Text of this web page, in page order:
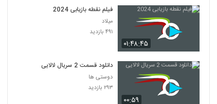
10
دانلود فیلم بیتابی بیتا
۵,۸۵۷ بازدید
دانلود فیلم سیانور با لینک مستقیم و کیفیت
۰۱:۴۸:۴۵
فیلم نقطه بازیابی 2024
میلاد
۴۹۱ بازدید
۰۰:۵۹
دانلود قسمت 2 سریال لالایی
دوستی ها
۲۹۳ بازدید